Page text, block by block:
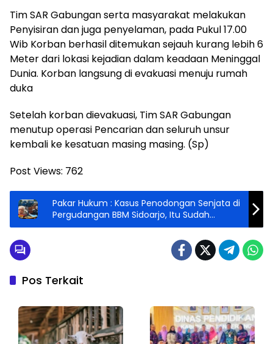
Tim SAR Gabungan serta masyarakat melakukan
Penyisiran dan juga penyelaman, pada Pukul 17.00
Wib Korban berhasil ditemukan sejauh kurang lebih 6
Meter dari lokasi kejadian dalam keadaan Meninggal
Dunia. Korban langsung di evakuasi menuju rumah
duka
Setelah korban dievakuasi, Tim SAR Gabungan
menutup operasi Pencarian dan seluruh unsur
kembali ke kesatuan masing masing. (Sp)
Post Views: 762
Pakar Hukum : Kasus Penodongan Senjata di
Pergudangan BBM Sidoarjo, Itu Sudah
Berlebihan
Pos Terkait